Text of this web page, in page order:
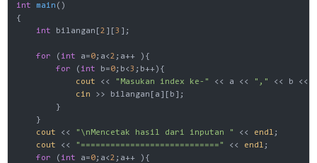
int
main ()
{
int bilangan[2 ][3 ];
for ( int a=0;a<2 ;a++ ){
for ( int b=0;b<3 ;b++){
cout << "Masukan index ke-" << a << "," << b <<
cin >> bilangan[a][b];
        }
    }
cout << "\nMencetak hasil dari inputan " << endl ;
cout << "============================" << endl ;
for ( int a=0;a<2 ;a++ ){